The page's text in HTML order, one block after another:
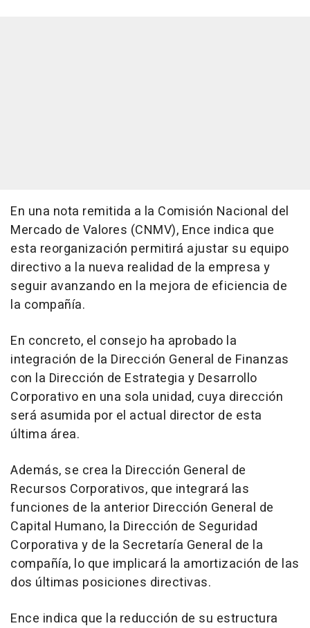
En una nota remitida a la Comisión Nacional del
Mercado de Valores (CNMV), Ence indica que
esta reorganización permitirá ajustar su equipo
directivo a la nueva realidad de la empresa y
seguir avanzando en la mejora de eficiencia de
la compañía.
En concreto, el consejo ha aprobado la
integración de la Dirección General de Finanzas
con la Dirección de Estrategia y Desarrollo
Corporativo en una sola unidad, cuya dirección
será asumida por el actual director de esta
última área.
Además, se crea la Dirección General de
Recursos Corporativos, que integrará las
funciones de la anterior Dirección General de
Capital Humano, la Dirección de Seguridad
Corporativa y de la Secretaría General de la
compañía, lo que implicará la amortización de las
dos últimas posiciones directivas.
Ence indica que la reducción de su estructura